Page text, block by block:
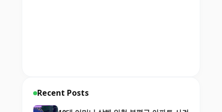
Recent Posts